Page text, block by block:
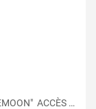
GTA RP : ? OUVERTURE DU SERVEUR RP "FIVEMOON"  ACCÈS LIBRE ?